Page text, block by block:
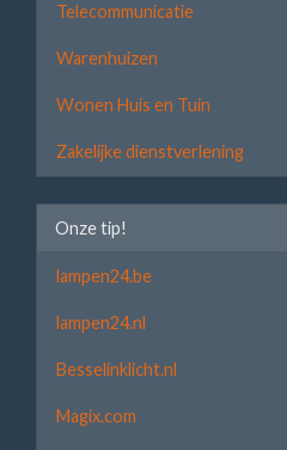
Telecommunicatie
Warenhuizen
Wonen Huis en Tuin
Zakelijke dienstverlening
Onze tip!
lampen24.be
lampen24.nl
Besselinklicht.nl
Magix.com